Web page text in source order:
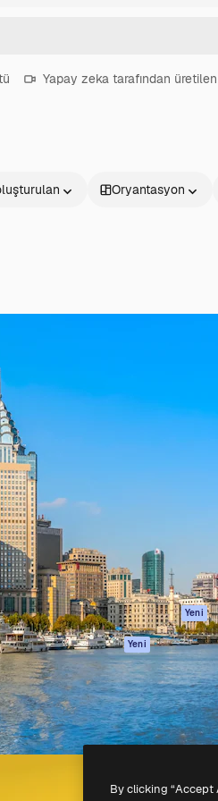
Yapay zeka tarafından
Oryantasyon
platform.
ve
fazla
Ürünler
Oluşturucu
AI ses oluşturucu
Stok içerik
Claude/ChatGPT
için MCP
Yeni
Ajanlar Yeni
API
Mobil Uygulama
Tüm Magnific
araçları
Her hakkı saklıdır
By clicking “Accept